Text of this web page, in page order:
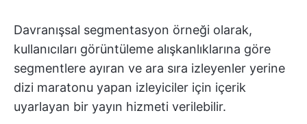
Davranışsal segmentasyon örneği olarak,
kullanıcıları görüntüleme alışkanlıklarına göre
segmentlere ayıran ve ara sıra izleyenler yerine
dizi maratonu yapan izleyiciler için içerik
uyarlayan bir yayın hizmeti verilebilir.